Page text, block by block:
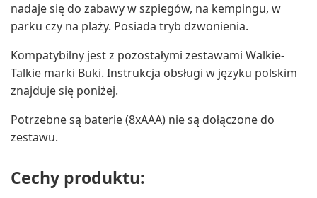
nadaje się do zabawy w szpiegów, na kempingu, w
parku czy na plaży. Posiada tryb dzwonienia.
Kompatybilny jest z pozostałymi zestawami Walkie-
Talkie marki Buki. Instrukcja obsługi w języku polskim
znajduje się poniżej.
Potrzebne są baterie (8xAAA) nie są dołączone do
zestawu.
Cechy produktu: